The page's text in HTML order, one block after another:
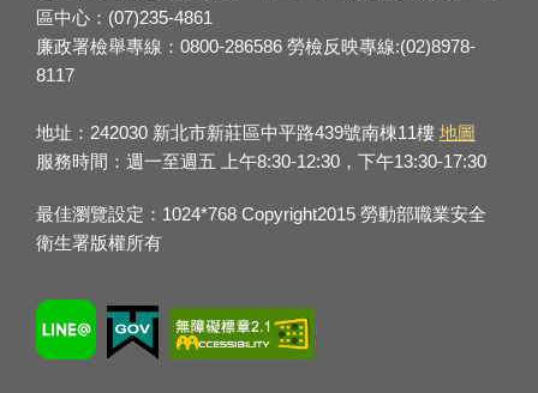
區中心：(07)235-4861
廉政署檢舉專線：0800-286586 勞檢反映專線:(02)8978-
8117
地址：242030 新北市新莊區中平路439號南棟11樓 地圖
服務時間：週一至週五 上午8:30-12:30，下午13:30-17:30
最佳瀏覽設定：1024*768 Copyright2015 勞動部職業安全
衛生署版權所有